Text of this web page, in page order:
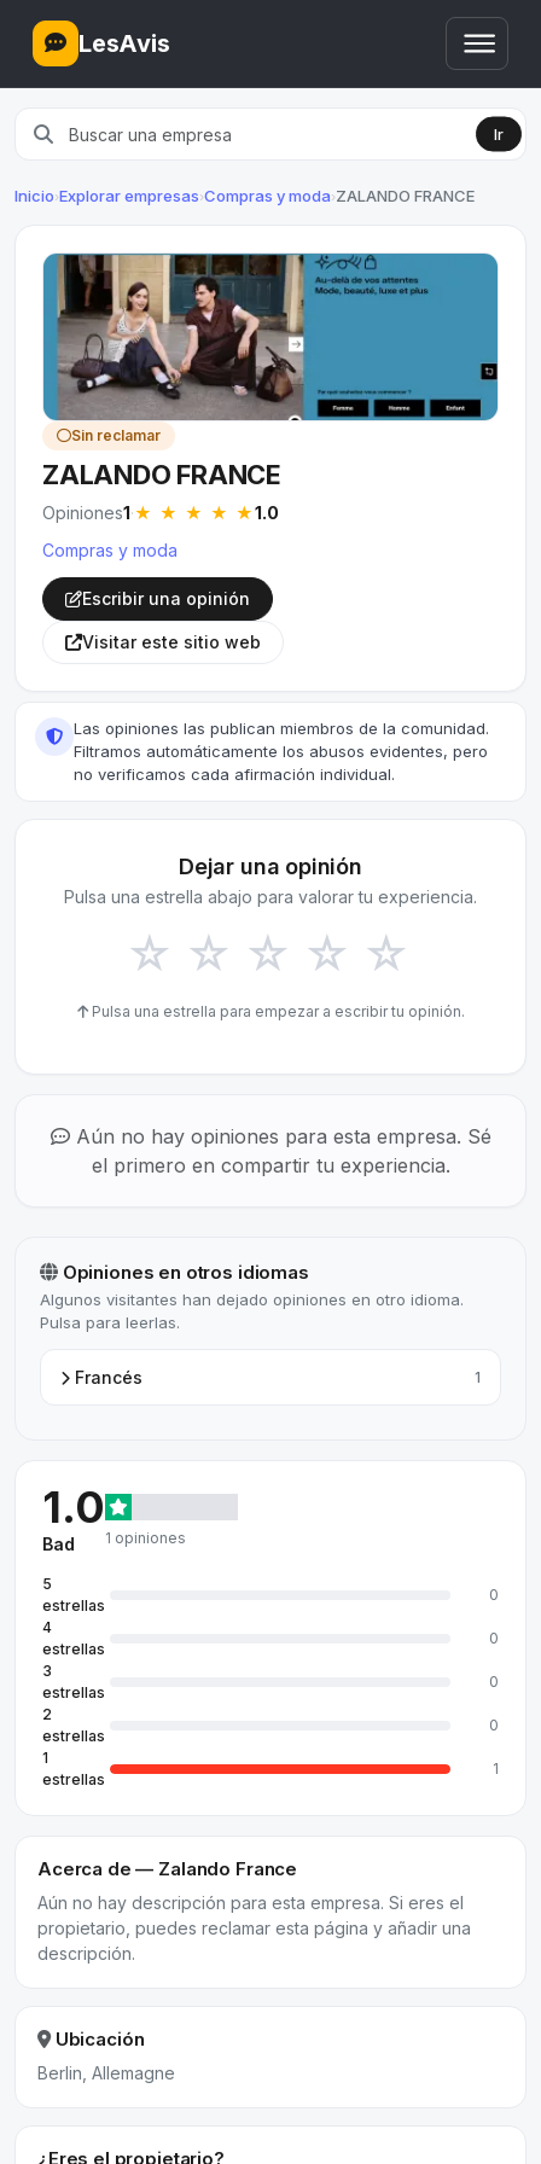
LesAvis
Ir
Inicio›Explorar empresas›Compras y moda›ZALANDO FRANCE
Sin reclamar
ZALANDO FRANCE
Opiniones1·★ ★ ★ ★ ★1.0
Compras y moda
Escribir una opinión
Visitar este sitio web
Las opiniones las publican miembros de la comunidad.
Filtramos automáticamente los abusos evidentes, pero
no verificamos cada afirmación individual.
Dejar una opinión
Pulsa una estrella abajo para valorar tu experiencia.
☆ ☆ ☆ ☆ ☆
Pulsa una estrella para empezar a escribir tu opinión.
Aún no hay opiniones para esta empresa. Sé
el primero en compartir tu experiencia.
Opiniones en otros idiomas
Algunos visitantes han dejado opiniones en otro idioma.
Pulsa para leerlas.
Francés 1
1.0
Bad 1 opiniones
5
estrellas
0
4
estrellas
0
3
estrellas
0
2
estrellas
0
1
estrellas
1
Acerca de — Zalando France
Aún no hay descripción para esta empresa. Si eres el
propietario, puedes reclamar esta página y añadir una
descripción.
Ubicación
Berlin, Allemagne
¿Eres el propietario?